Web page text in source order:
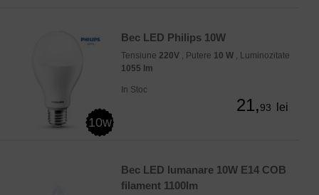
10w
Bec LED Philips 10W
Tensiune 220V , Putere 10 W , Luminozitate
1055 lm
In Stoc
21,93 lei
Bec LED lumanare 10W E14 COB
filament 1100lm